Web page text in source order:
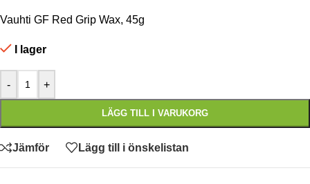
Vauhti GF Red Grip Wax, 45g
I lager
- +
LÄGG TILL I VARUKORG
Jämför Lägg till i önskelistan